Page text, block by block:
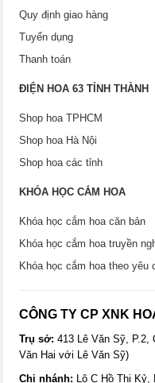
Quy định giao hàng
Tuyển dụng
Thanh toán
ĐIỆN HOA 63 TỈNH THÀNH
Shop hoa TPHCM
Shop hoa Hà Nội
Shop hoa các tỉnh
KHÓA HỌC CẮM HOA
Khóa học cắm hoa căn bản
Khóa học cắm hoa truyền
Khóa học cắm hoa theo yêu
CÔNG TY CP XNK
Trụ sở:413 Lê Văn Sỹ, P.2,
Văn Hai với Lê Văn Sỹ)
Chi nhánh: Lô C Hồ Thị Kỷ,